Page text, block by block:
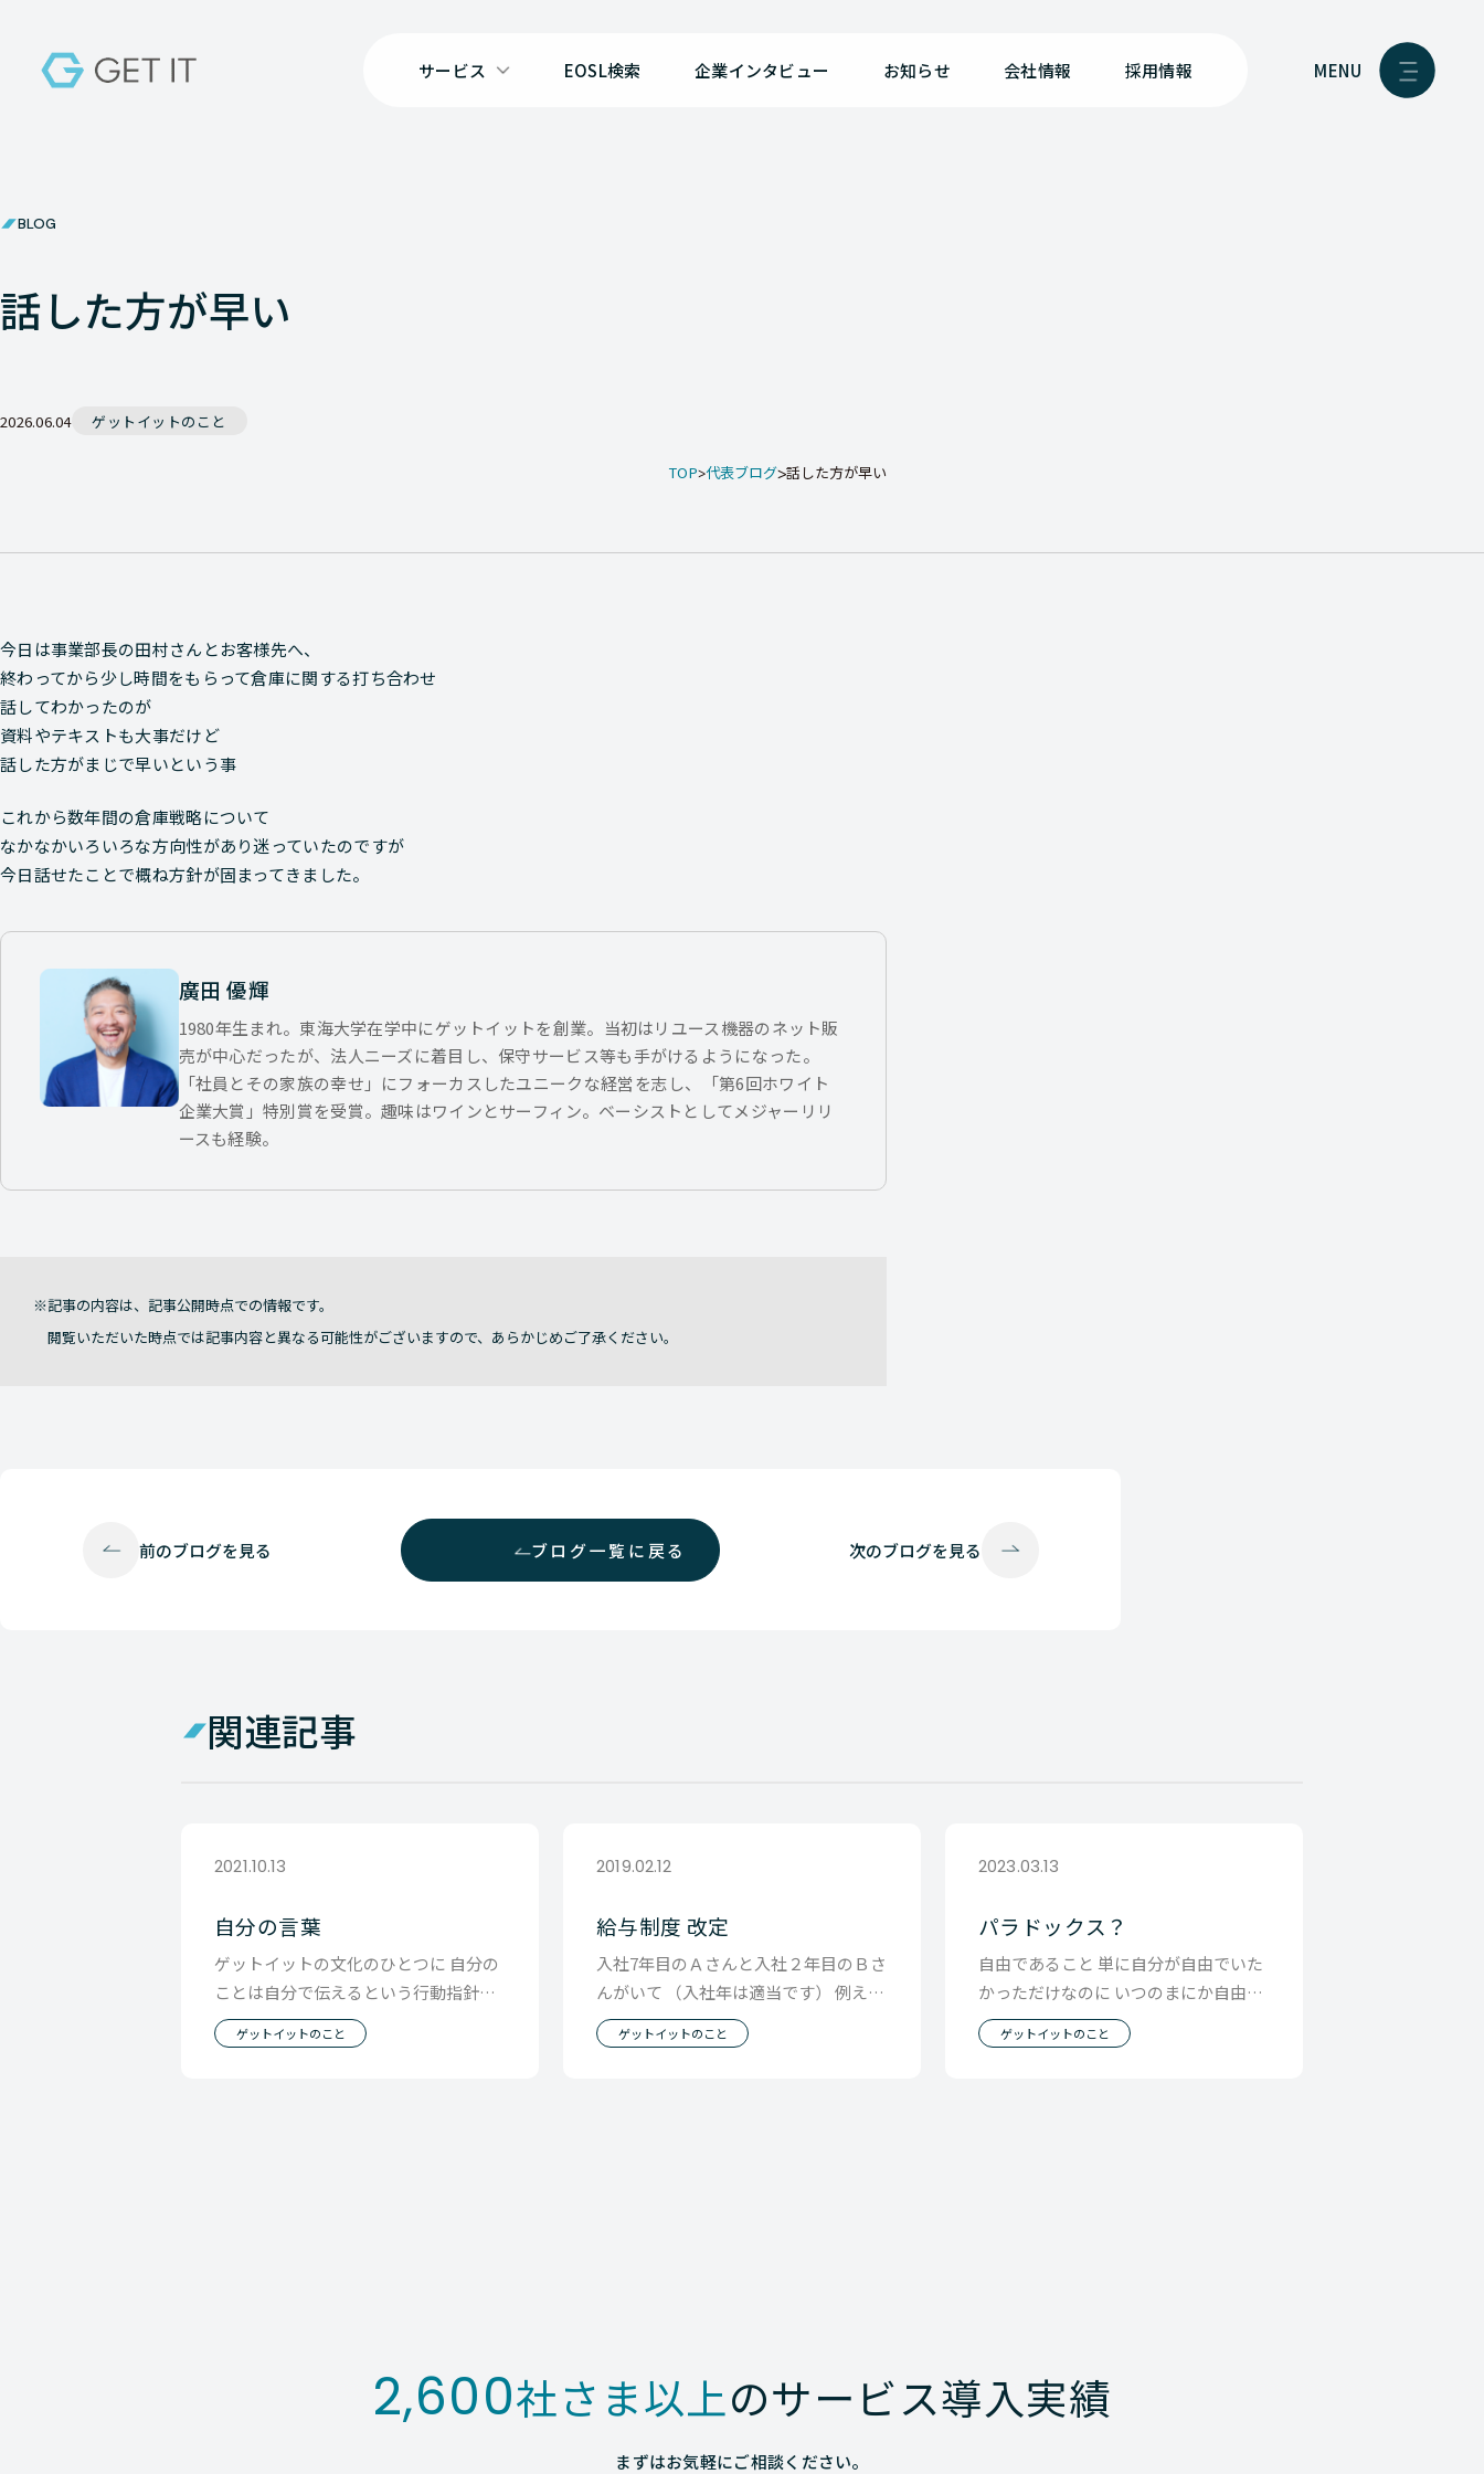
サービス EOSL検索 企業インタビュー お知らせ 会社情報 採用情報 MENU
BLOG
話した方が早い
2026.06.04 ゲットイットのこと
TOP 代表ブログ 話した方が早い
今日は事業部長の田村さんとお客様先へ、
終わってから少し時間をもらって倉庫に関する打ち合わせ
話してわかったのが
資料やテキストも大事だけど
話した方がまじで早いという事
これから数年間の倉庫戦略について
なかなかいろいろな方向性があり迷っていたのですが
今日話せたことで概ね方針が固まってきました。
廣田 優輝
1980年生まれ。東海大学在学中にゲットイットを創業。当初はリユース機器のネット販
売が中心だったが、法人ニーズに着目し、保守サービス等も手がけるようになった。
「社員とその家族の幸せ」にフォーカスしたユニークな経営を志し、「第6回ホワイト
企業大賞」特別賞を受賞。趣味はワインとサーフィン。ベーシストとしてメジャーリリ
ースも経験。
記事の内容は、記事公開時点での情報です。
閲覧いただいた時点では記事内容と異なる可能性がございますので、あらかじめご了承ください。
前のブログを見る ブログ一覧に戻る 次のブログを見る
関連記事
2021.10.13
自分の言葉
ゲットイットの文化のひとつに 自分の
ことは自分で伝えるという行動指針が
あります。 「Aさんはこう思ってると
思います」 「
ゲットイットのこと
2019.02.12
給与制度 改定
入社7年目のＡさんと入社２年目のＢさ
んがいて （入社年は適当です） 例えば
同じ範囲の仕事を任せられてるとして
も ゲットイ
ゲットイットのこと
2023.03.13
パラドックス？
自由であること 単に自分が自由でいた
かっただけなのに いつのまにか自由で
あることが 会社の戦略になってくると
自由である
ゲットイットのこと
2,600社さま以上のサービス導入実績
まずはお気軽にご相談ください。